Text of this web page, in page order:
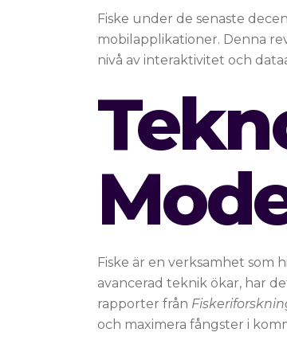
Fiske under de senaste
mobilapplikationer. Denna
nivå av interaktivitet och
Fiske är en verksamhet
avancerad teknik ökar, har
rapporter från
och maximera fångster i